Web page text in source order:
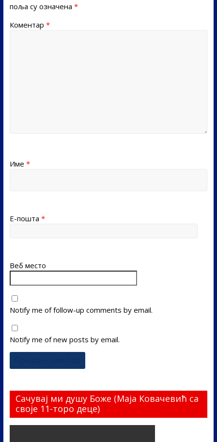
поља су означена *
Коментар *
Име *
Е-пошта *
Веб место
Notify me of follow-up comments by email.
Notify me of new posts by email.
Сачувај ми душу Боже (Маја Ковачевић са
своје 11-торо деце)